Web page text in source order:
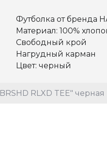
RLXD TEE" черная
Футболка от бренда
Материал: 100%
Свободный крой
Нагрудный карман
Цвет: черный